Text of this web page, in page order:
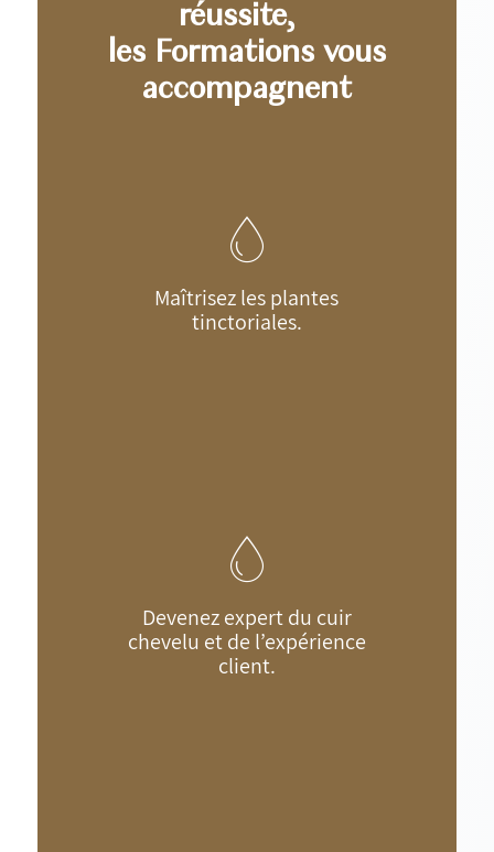
réussite,
les Formations vous
accompagnent
Maîtrisez les plantes
tinctoriales.
Devenez expert du cuir
chevelu et de l’expérience
client.